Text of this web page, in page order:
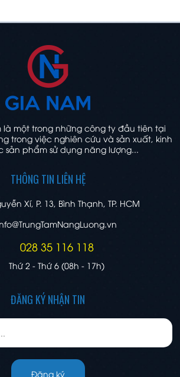
là một trong những công ty đầu tiên tại
trong việc nghiên cứu và sản xuất, kinh
sản phẩm sử dụng năng lượng...
THÔNG TIN LIÊN HỆ
Xí, P. 13, Bình Thạnh, TP. HCM
028 35 116 118
Thứ 2 - Thứ 6 (08h - 17h)
ĐĂNG KÝ NHẬN TIN
Đăng ký